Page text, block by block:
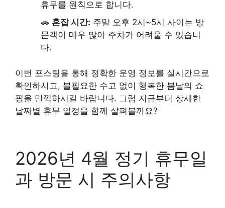
휴무를 원칙으로 합니다.
🚗 혼잡 시간: 주말 오후 2시~5시 사이는 방
문객이 매우 많아 주차가 어려울 수 있습니
다.
이번 포스팅을 통해 정확한 운영 정보를 실시간으로
확인하시고, 불필요한 수고 없이 행복한 봄날의 쇼
핑을 만끽하시길 바랍니다. 그럼 지금부터 상세한
날짜별 휴무 일정을 함께 살펴볼까요?
2026년 4월 정기 휴무일
과 방문 시 주의사항